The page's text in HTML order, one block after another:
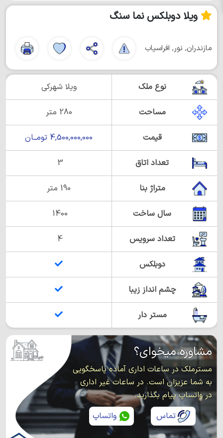
ویلا دوبلکس نما سنگ
مازندران, نور, افراسیاب
نوع ملک ویلا شهرکی
مساحت 280 متر
قیمت 4,500,000,000 تومــان
تعداد اتاق 3
متراژ بنا 190 متر
سال ساخت 1400
تعداد سرویس 4
دوبلکس
چشم انداز زیبا
مستر دار
مشاوره میخوای؟
مسترملک در ساعات اداری آماده پاسخگویی
به شما عزیزان است. در ساعات غیر اداری
در واتساپ پیام بگذارید.
تماس
واتساپ